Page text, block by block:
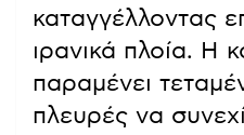
καταγγέλλοντας
ιρανικά πλοία. Η
παραμένει
πλευρές να